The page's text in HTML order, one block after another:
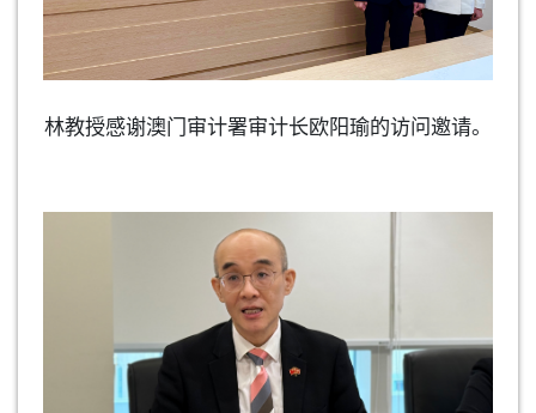
林教授感谢澳门审计署审计长欧阳瑜的访问邀请。